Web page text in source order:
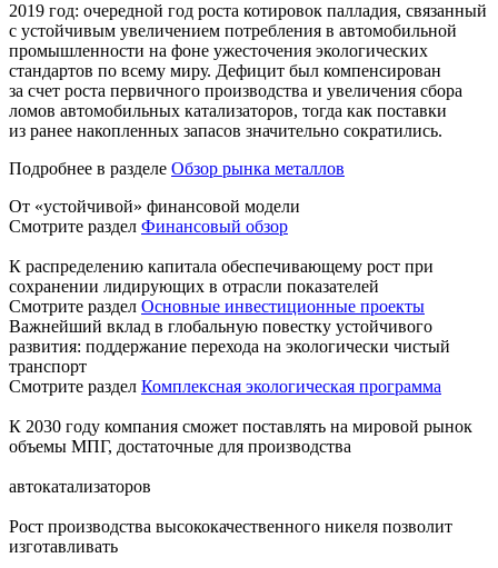
2019 год: очередной год роста котировок палладия, связанный
с устойчивым увеличением потребления в автомобильной
промышленности на фоне ужесточения экологических
стандартов по всему миру. Дефицит был компенсирован
за счет роста первичного производства и увеличения сбора
ломов автомобильных катализаторов, тогда как поставки
из ранее накопленных запасов значительно сократились.
Подробнее в разделе Обзор рынка металлов
От «устойчивой» финансовой модели
Смотрите раздел Финансовый обзор
К распределению капитала обеспечивающему рост при
сохранении лидирующих в отрасли показателей
Смотрите раздел Основные инвестиционные проекты
Важнейший вклад в глобальную повестку устойчивого
развития: поддержание перехода на экологически чистый
транспорт
Смотрите раздел Комплексная экологическая программа
К 2030 году компания сможет поставлять на мировой рынок
объемы МПГ, достаточные для производства
автокатализаторов
Рост производства высококачественного никеля позволит
изготавливать